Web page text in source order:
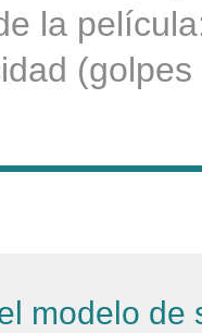
la
modelo de